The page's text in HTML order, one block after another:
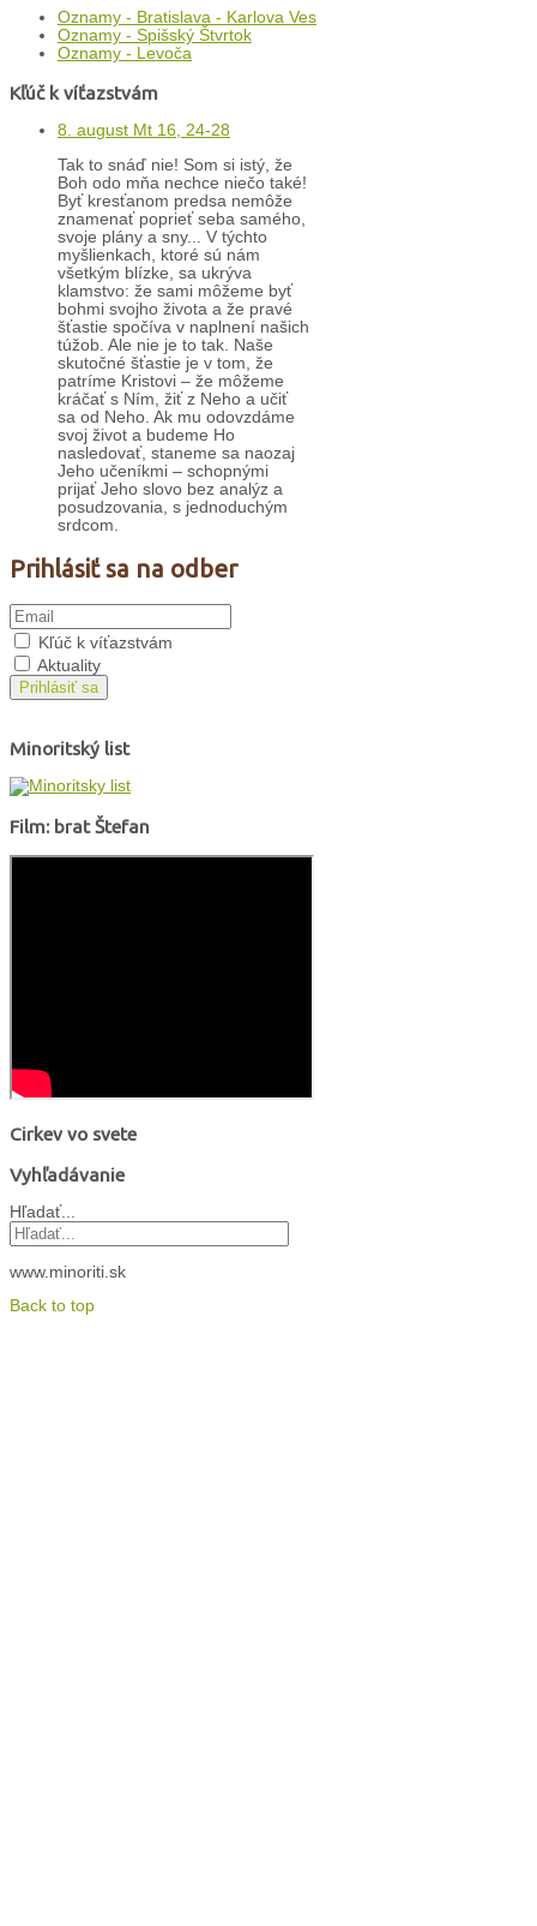
Oznamy - Bratislava - Karlova Ves
Oznamy - Spišský Štvrtok
Oznamy - Levoča
Kľúč k víťazstvám
8. august Mt 16, 24-28
Tak to snáď nie! Som si istý, že
Boh odo mňa nechce niečo také!
Byť kresťanom predsa nemôže
znamenať poprieť seba samého,
svoje plány a sny... V týchto
myšlienkach, ktoré sú nám
všetkým blízke, sa ukrýva
klamstvo: že sami môžeme byť
bohmi svojho života a že pravé
šťastie spočíva v naplnení našich
túžob. Ale nie je to tak. Naše
skutočné šťastie je v tom, že
patríme Kristovi – že môžeme
kráčať s Ním, žiť z Neho a učiť
sa od Neho. Ak mu odovzdáme
svoj život a budeme Ho
nasledovať, staneme sa naozaj
Jeho učeníkmi – schopnými
prijať Jeho slovo bez analýz a
posudzovania, s jednoduchým
srdcom.
Prihlásiť sa na odber
Kľúč k víťazstvám
Aktuality
Prihlásiť sa
Minoritský list
Film: brat Štefan
Cirkev vo svete
Vyhľadávanie
Hľadať...
www.minoriti.sk
Back to top